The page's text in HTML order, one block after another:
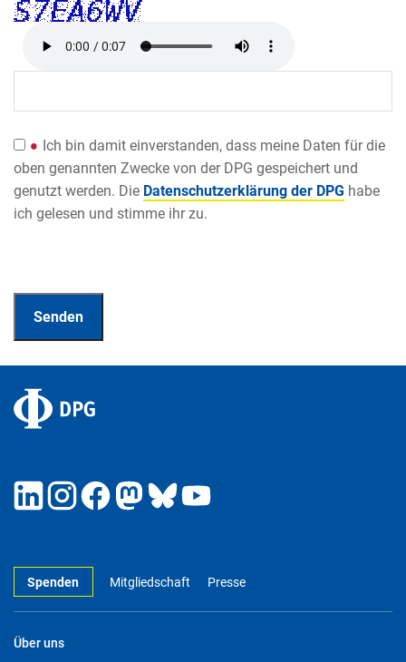
Ich bin damit einverstanden, dass meine Daten für die
oben genannten Zwecke von der DPG gespeichert und
genutzt werden. Die Datenschutzerklärung der DPG habe
ich gelesen und stimme ihr zu.
Spenden Mitgliedschaft Presse
Über uns